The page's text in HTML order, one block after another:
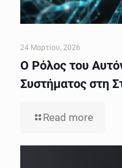
24 Μαρτίου, 2026
Ο Ρόλος του
Συστήματος στη
Read more